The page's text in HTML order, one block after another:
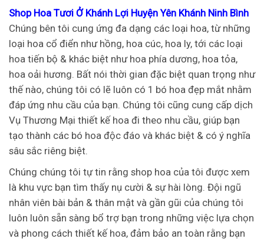
Shop Hoa Tươi Ở Khánh Lợi Huyện Yên Khánh Ninh Bình
Chúng bên tôi cung ứng đa dạng các loại hoa, từ những
loại hoa cổ điển như hồng, hoa cúc, hoa ly, tới các loại
hoa tiến bộ & khác biệt như hoa phía dương, hoa tỏa,
hoa oải hương. Bất nói thời gian đặc biệt quan trọng như
thế nào, chúng tôi có lẽ luôn có 1 bó hoa đẹp mắt nhằm
đáp ứng nhu cầu của bạn. Chúng tôi cũng cung cấp dịch
Vụ Thương Mại thiết kế hoa đi theo nhu cầu, giúp bạn
tạo thành các bó hoa độc đáo và khác biệt & có ý nghĩa
sâu sắc riêng biệt.
Chúng chúng tôi tự tin rằng shop hoa của tôi được xem
là khu vực bạn tìm thấy nụ cười & sự hài lòng. Đội ngũ
nhân viên bài bản & thân mật và gần gũi của chúng tôi
luôn luôn sẵn sàng bổ trợ bạn trong những việc lựa chọn
và phong cách thiết kế hoa, đảm bảo an toàn rằng bạn